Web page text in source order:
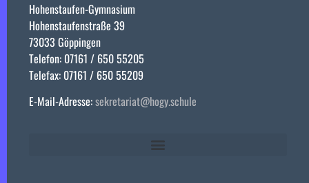
Hohenstaufen-Gymnasium
Hohenstaufenstraße 39
73033 Göppingen
Telefon: 07161 / 650 55205
Telefax: 07161 / 650 55209
E-Mail-Adresse:sekretariat@hogy.schule